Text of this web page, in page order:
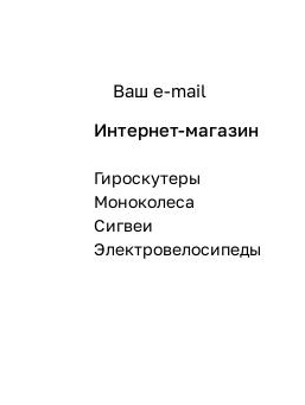
Интернет-магазин
Гироскутеры
Моноколеса
Сигвеи
Электровелосипеды